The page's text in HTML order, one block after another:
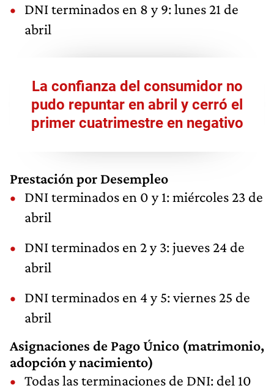
DNI terminados en 8 y 9: lunes 21 de
abril
La confianza del consumidor no
pudo repuntar en abril y cerró el
primer cuatrimestre en negativo
Prestación por Desempleo
DNI terminados en 0 y 1: miércoles 23 de
abril
DNI terminados en 2 y 3: jueves 24 de
abril
DNI terminados en 4 y 5: viernes 25 de
abril
Asignaciones de Pago Único (matrimonio,
adopción y nacimiento)
Todas las terminaciones de DNI: del 10